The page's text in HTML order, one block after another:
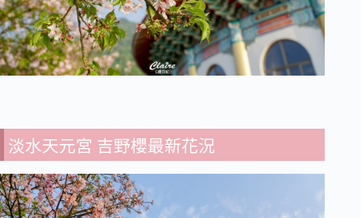
淡水天元宮 吉野櫻最新花況